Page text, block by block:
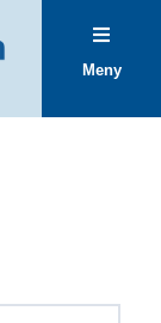
Meny